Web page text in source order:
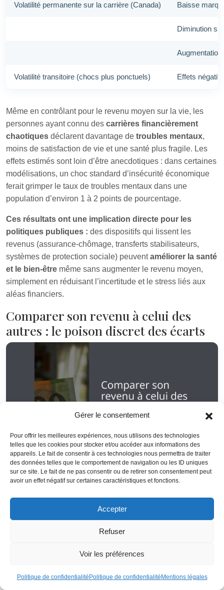
Gérer le consentement
Pour offrir les meilleures expériences, nous utilisons des technologies
telles que les cookies pour stocker et/ou accéder aux informations des
appareils. Le fait de consentir à ces technologies nous permettra de traiter
des données telles que le comportement de navigation ou les ID uniques
sur ce site. Le fait de ne pas consentir ou de retirer son consentement peut
avoir un effet négatif sur certaines caractéristiques et fonctions.
Accepter
Refuser
Voir les préférences
Politique de confidentialité Politique de confidentialité Mentions légales
Volatilité permanente sur la carrière (Canada) Baisse
Diminution
Volatilité transitoire (chocs plus ponctuels) Effets
Même en contrôlant pour le revenu moyen sur la vie, les
personnes ayant connu des carrières financièrement
chaotiques déclarent davantage de troubles mentaux,
moins de satisfaction de vie et une santé plus fragile. Les
effets estimés sont loin d’être anecdotiques : dans certaines
modélisations, un choc standard d’insécurité économique
ferait grimper le taux de troubles mentaux dans une
population d’environ 1 à 2 points de pourcentage.
Ces résultats ont une implication directe pour les
politiques publiques : des dispositifs qui lissent les
revenus (assurance‑chômage, transferts stabilisateurs,
systèmes de protection sociale) peuventaméliorer la santé
et le bien‑être même sans augmenter le revenu moyen,
simplement en réduisant l’incertitude et le stress liés aux
aléas financiers.
Comparer son revenu à celui des
autres : le poison discret des écarts
Une autre leçon centrale de la recherche est quel’argent
qu’il signifie en termes de rang social. Beaucoup d’études
revenu relatif– se sentir plus ou moins
revenu égal, vivre dans un quartier où les